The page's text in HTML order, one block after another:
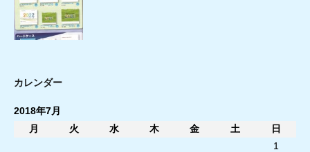
カレンダー
2018年7月
月
火 水 木 金 土 日
1